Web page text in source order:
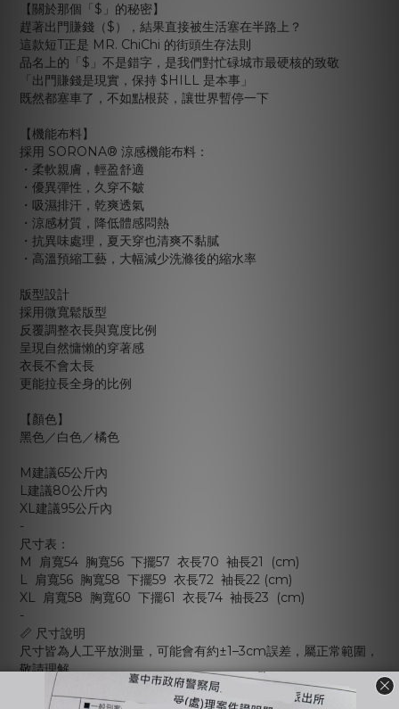
【關於那個「$」的秘密】
趕著出門賺錢（$），結果直接被生活塞在半路上？
這款短T正是 MR. ChiChi 的街頭生存法則
品名上的「$」不是錯字，是我們對忙碌城市最硬核的致敬
「出門賺錢是現實，保持 $HILL 是本事」
既然都塞車了，不如點根菸，讓世界暫停一下
【機能布料】
採用 SORONA® 涼感機能布料：
・柔軟親膚，輕盈舒適
・優異彈性，久穿不皺
・吸濕排汗，乾爽透氣
・涼感材質，降低體感悶熱
・抗異味處理，夏天穿也清爽不黏膩
・高溫預縮工藝，大幅減少洗滌後的縮水率
版型設計
採用微寬鬆版型
反覆調整衣長與寬度比例
呈現自然慵懶的穿著感
衣長不會太長
更能拉長全身的比例
【顏色】
黑色／白色／橘色
M建議65公斤內
L建議80公斤內
XL建議95公斤內
-
尺寸表：
M 肩寬54 胸寬56 下擺57 衣長70 袖長21 (cm)
L 肩寬56 胸寬58 下擺59 衣長72 袖長22 (cm)
XL 肩寬58 胸寬60 下擺61 衣長74 袖長23 (cm)
-
📏 尺寸說明
尺寸皆為人工平放測量，可能會有約±1–3cm誤差，屬正常範圍，
敬請理解。
⚠️ 購買注意事項 ⚠️